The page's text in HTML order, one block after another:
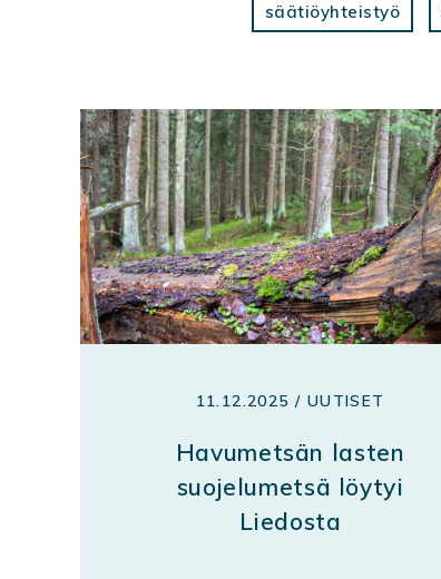
säätiöyhteistyö
11.12.2025 / UUTISET
Havumetsän lasten
suojelumetsä löytyi
Liedosta